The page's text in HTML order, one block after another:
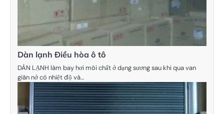
Dàn lạnh Điều hòa ô tô
DÀN LẠNH làm bay hơi môi chất ở dạng sương sau khi qua van
giãn nở có nhiệt độ và…